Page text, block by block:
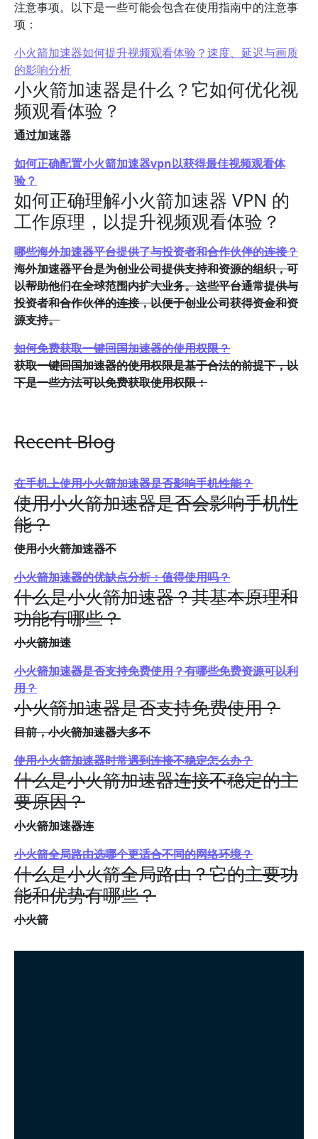
注意事项。以下是一些可能会包含在使用指南中的注意事
项：
小火箭加速器如何提升视频观看体验？速度、延迟与画质
的影响分析
小火箭加速器是什么？它如何优化视
频观看体验？
通过加速器
如何正确配置小火箭加速器vpn以获得最佳视频观看体
验？
如何正确理解小火箭加速器 VPN 的
工作原理，以提升视频观看体验？
哪些海外加速器平台提供了与投资者和合作伙伴的连接？
海外加速器平台是为创业公司提供支持和资源的组织，可
以帮助他们在全球范围内扩大业务。这些平台通常提供与
投资者和合作伙伴的连接，以便于创业公司获得资金和资
源支持。
如何免费获取一键回国加速器的使用权限？
获取一键回国加速器的使用权限是基于合法的前提下，以
下是一些方法可以免费获取使用权限：
Recent Blog
在手机上使用小火箭加速器是否影响手机性能？
使用小火箭加速器是否会影响手机性
能？
使用小火箭加速器不
小火箭加速器的优缺点分析：值得使用吗？
什么是小火箭加速器？其基本原理和
功能有哪些？
小火箭加速
小火箭加速器是否支持免费使用？有哪些免费资源可以利
用？
小火箭加速器是否支持免费使用？
目前，小火箭加速器大多不
使用小火箭加速器时常遇到连接不稳定怎么办？
什么是小火箭加速器连接不稳定的主
要原因？
小火箭加速器连
小火箭全局路由选哪个更适合不同的网络环境？
什么是小火箭全局路由？它的主要功
能和优势有哪些？
小火箭